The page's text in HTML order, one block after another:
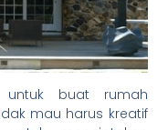
untuk buat rumah
mau harus kreatif